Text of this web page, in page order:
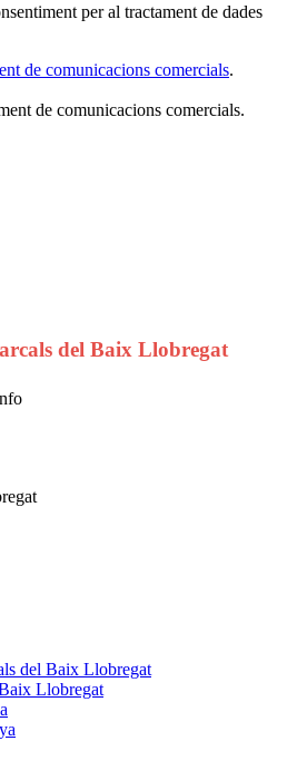
per al tractament de dades
de comunicacions comercials.
de comunicacions comercials.
del Baix Llobregat
del Baix Llobregat
Llobregat